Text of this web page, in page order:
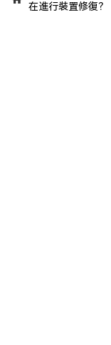
在進行裝置修復？